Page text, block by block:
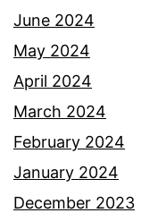
June 2024
May 2024
April 2024
March 2024
February 2024
January 2024
December 2023